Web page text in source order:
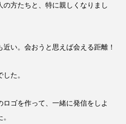
方たちと、特に親しくなりまし
い。会おうと思えば会える距離！
た。
ゴを作って、一緒に発信をしよ